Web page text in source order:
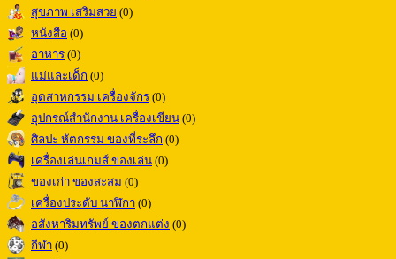
สุขภาพ เสริมสวย (0)
หนังสือ (0)
อาหาร (0)
แม่และเด็ก (0)
อุตสาหกรรม เครื่องจักร (0)
อุปกรณ์สำนักงาน เครื่องเขียน (0)
ศิลปะ หัตกรรม ของที่ระลึก (0)
เครื่องเล่นเกมส์ ของเล่น (0)
ของเก่า ของสะสม (0)
เครื่องประดับ นาฬิกา (0)
อสังหาริมทรัพย์ ของตกแต่ง (0)
กีฬา (0)